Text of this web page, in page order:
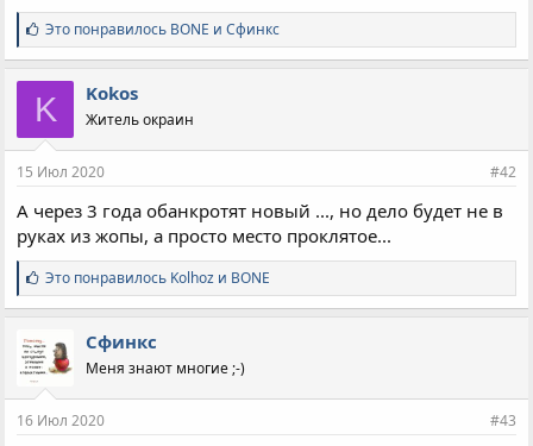
С
и
м
п
а
т
и
:
Это понравилось BONE иСфинкс
K Kokos
Житель окраин
15 Июл 2020 #42
А через 3 года обанкротят новый ..., но дело будет не в
руках из жопы, а просто место проклятое...
С
и
м
а
т
и
:
Это понравилось Kolhoz и BONE
Сфинкс
Меня знают многие ;-)
16 Июл 2020 #43